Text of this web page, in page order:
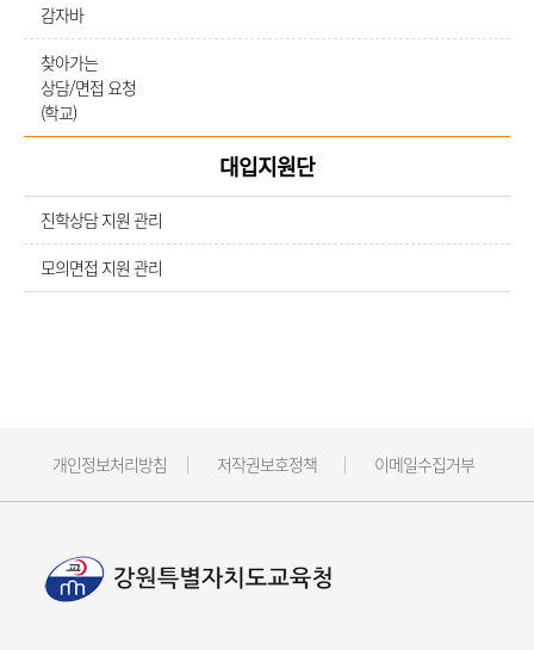
감자바
찾아가는
상담/면접 요청
(학교)
대입지원단
진학상담 지원 관리
모의면접 지원 관리
개인정보처리방침 저작권보호정책 이메일수집거부